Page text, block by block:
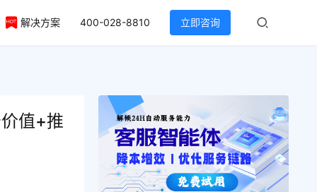
解决方案 400-028-8810 立即咨询
值+推